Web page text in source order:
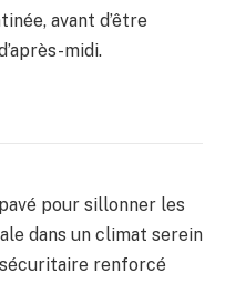
avant d’être
midi.
pour sillonner les
dans un climat serein
renforcé